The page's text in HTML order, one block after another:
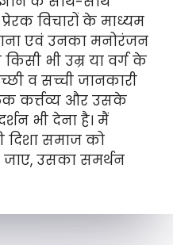
विचारों के माध्यम
एवं उनका मनोरंजन
भी उम्र या वर्ग के
व सच्ची जानकारी
कर्त्तव्य और उसके
भी देना है। मैं
समाज को
उसका समर्थन